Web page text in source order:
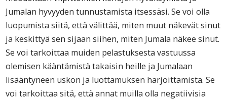
Jumalan hyvyyden tunnustamista itsessäsi. Se voi olla
luopumista siitä, että välittää, miten muut näkevät sinut
ja keskittyä sen sijaan siihen, miten Jumala näkee sinut.
Se voi tarkoittaa muiden pelastuksesta vastuussa
olemisen kääntämistä takaisin heille ja Jumalaan
lisääntyneen uskon ja luottamuksen harjoittamista. Se
voi tarkoittaa sitä, että annat muilla olla negatiivisia